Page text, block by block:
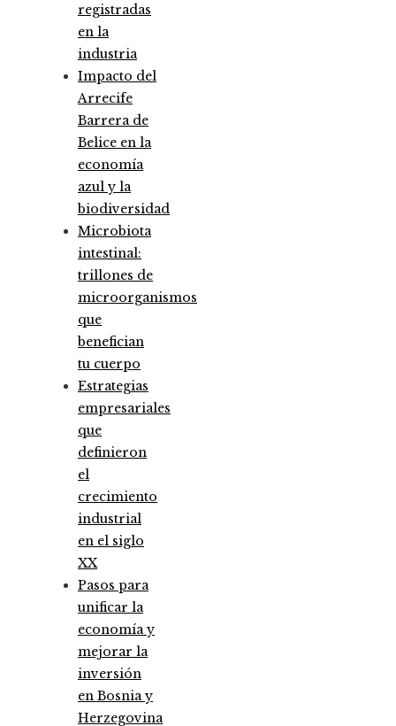
registradas
en la
industria
Impacto del
Arrecife
Barrera de
Belice en la
economía
azul y la
biodiversidad
Microbiota
intestinal:
trillones de
microorganismos
que
benefician
tu cuerpo
Estrategias
empresariales
que
definieron
el
crecimiento
industrial
en el siglo
XX
Pasos para
unificar la
economía y
mejorar la
inversión
en Bosnia y
Herzegovina